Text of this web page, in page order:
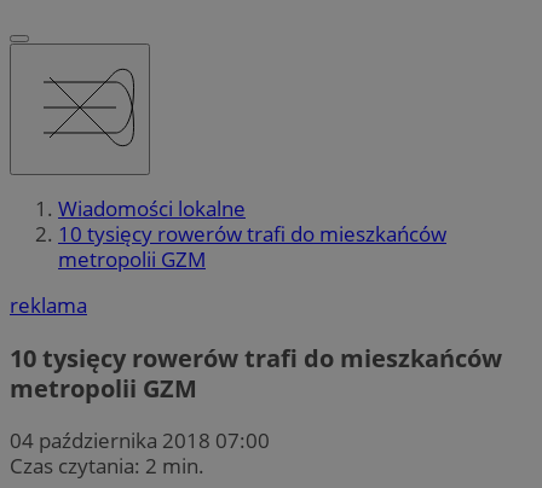
Wiadomości lokalne
10 tysięcy rowerów trafi do mieszkańców
metropolii GZM
reklama
10 tysięcy rowerów trafi do mieszkańców
metropolii GZM
04 października 2018 07:00
Czas czytania: 2 min.